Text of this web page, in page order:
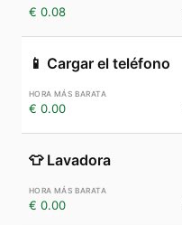
€ 0.08
📱 Cargar el teléfono
€ 0.00
👕 Lavadora
€ 0.00